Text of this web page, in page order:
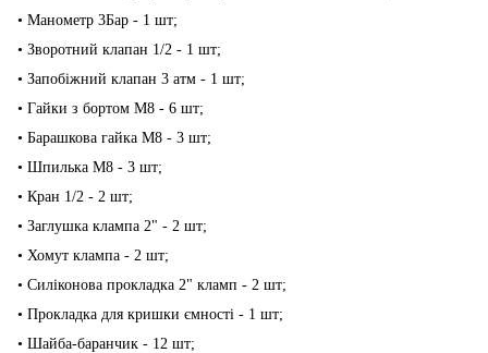
• Манометр 3Бар - 1 шт;
• Зворотний клапан 1/2 - 1 шт;
• Запобіжний клапан 3 атм - 1 шт;
• Гайки з бортом М8 - 6 шт;
• Барашкова гайка М8 - 3 шт;
• Шпилька М8 - 3 шт;
• Кран 1/2 - 2 шт;
• Заглушка клампа 2" - 2 шт;
• Хомут клампа - 2 шт;
• Силіконова прокладка 2" кламп - 2 шт;
• Прокладка для кришки ємності - 1 шт;
• Шайба-баранчик - 12 шт;